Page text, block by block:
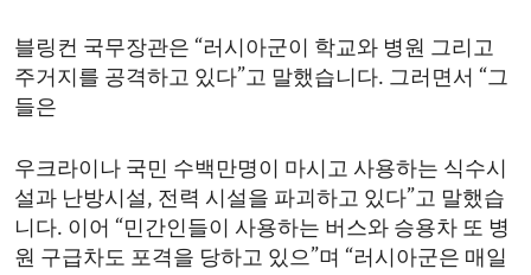
IDEALS AND INSTITUTIONS
블링컨 국무장관은 “러시아군이 학교와 병원 그리고
주거지를 공격하고 있다”고 말했습니다. 그러면서 “그
들은
우크라이나 국민 수백만명이 마시고 사용하는 식수시
설과 난방시설, 전력 시설을 파괴하고 있다”고 말했습
니다. 이어 “민간인들이 사용하는 버스와 승용차 또 병
원 구급차도 포격을 당하고 있으”며 “러시아군은 매일